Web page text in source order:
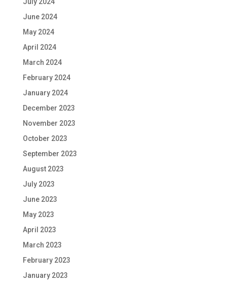
June 2024
May 2024
April 2024
March 2024
February 2024
January 2024
December 2023
November 2023
October 2023
September 2023
August 2023
July 2023
June 2023
May 2023
April 2023
March 2023
February 2023
January 2023